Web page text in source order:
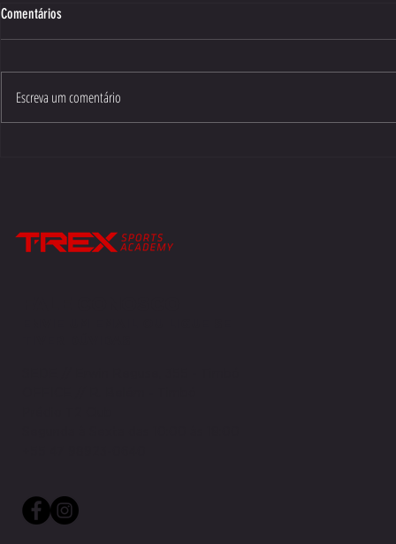
Comentários
Escreva um comentário